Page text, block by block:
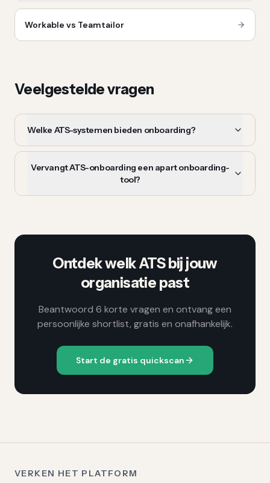
Workable vs Teamtailor
Veelgestelde vragen
Welke ATS-systemen bieden onboarding?
Vervangt ATS-onboarding een apart onboarding-
tool?
Ontdek welk ATS bij jouw
organisatie past
Beantwoord 6 korte vragen en ontvang een
persoonlijke shortlist, gratis en onafhankelijk.
Start de gratis quickscan
VERKEN HET PLATFORM